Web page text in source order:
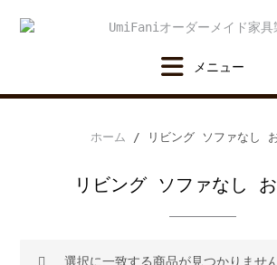
ホーム / リビング ソファなし
リビング ソファなし
選択に一致する商品が見つかりませ